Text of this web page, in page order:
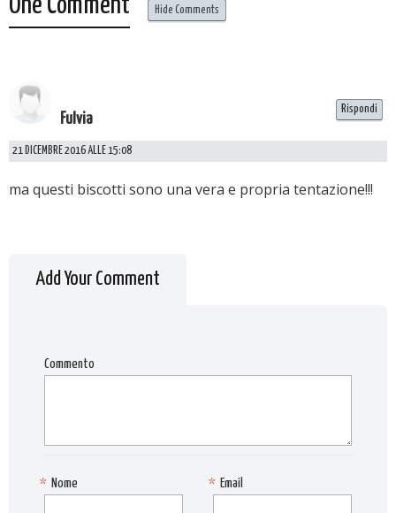
Hide Comments
Fulvia
21 DICEMBRE 2016 ALLE 15:08
ma questi biscotti sono una vera e propria tentazione!!!
Rispondi
Add Your Comment
Commento
Nome
* Email
*